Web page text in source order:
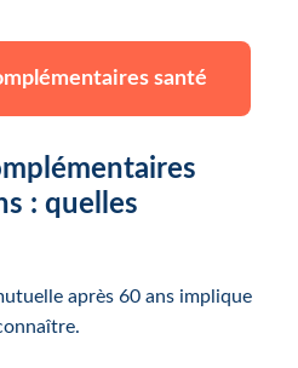
santé
: quelles
après 60 ans implique